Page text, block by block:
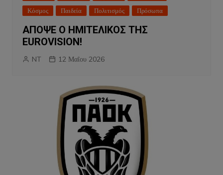
Κόσμος
Παιδεία Πολιτισμός Πρόσωπα
ΑΠΟΨΕ Ο ΗΜΙΤΕΛΙΚΟΣ ΤΗΣ
EUROVISION!
NT 12 Μαΐου 2026